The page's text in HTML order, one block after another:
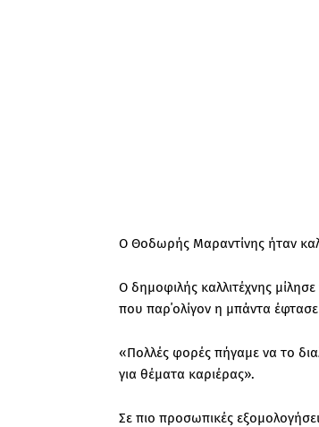
Ο Θοδωρής Μαραντίνης ήταν
Ο δημοφιλής καλλιτέχνης
που παρ΄ολίγον η μπάντα
«Πολλές φορές πήγαμε να το
για θέματα καριέρας».
Σε πιο προσωπικές